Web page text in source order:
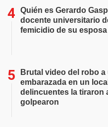
Quién es Gerardo
docente universitario
femicidio de su esposa
Brutal video del robo a
embarazada en un
delincuentes la tiraron
golpearon